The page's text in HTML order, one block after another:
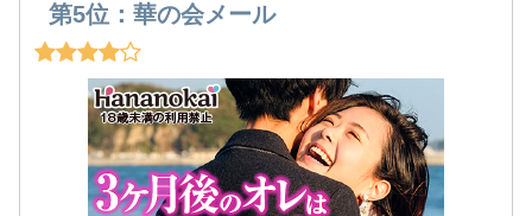
第5位：華の会メール